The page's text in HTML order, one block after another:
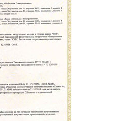
в контейнере